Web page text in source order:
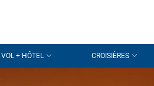
VOL + HÔTEL CROISIÈRES